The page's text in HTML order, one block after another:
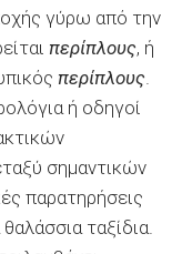
γύρω από την
περίπλους, ή
περίπλους
ή οδηγοί
σημαντικών
παρατηρήσεις
ταξίδια.